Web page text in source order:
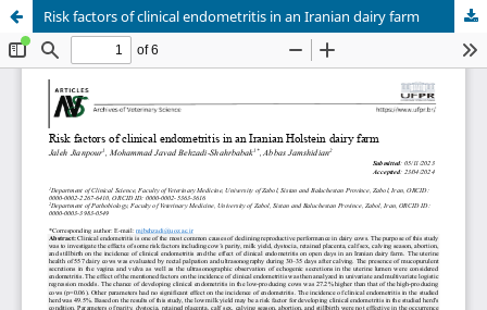
Risk factors of clinical endometritis in an Iranian dairy farm